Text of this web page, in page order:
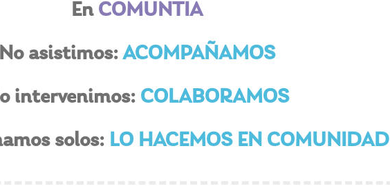
En COMUNTIA
No asistimos: ACOMPAÑAMOS
intervenimos: COLABORAMOS
solos: LO HACEMOS EN COMUNIDAD